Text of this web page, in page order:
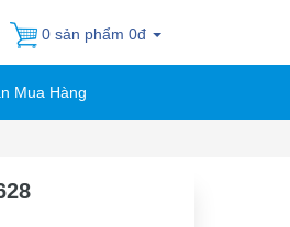
0 sản phẩm 0đ
Mua Hàng